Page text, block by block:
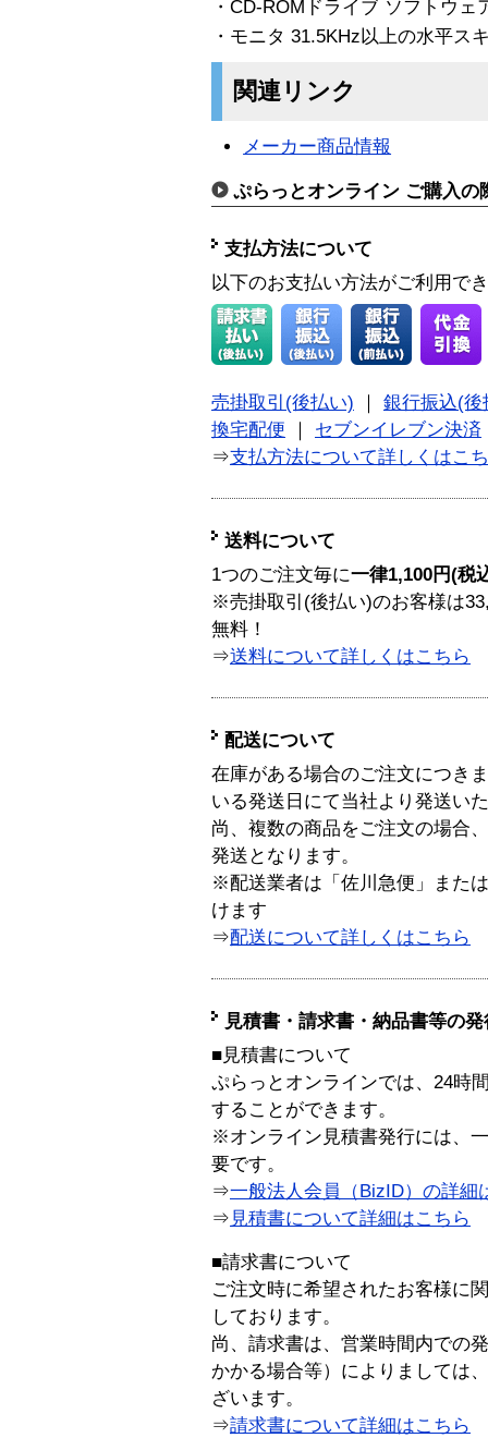
・CD-ROMドライブ ソフトウ
・モニタ 31.5KHz以上の水平ス
関連リンク
メーカー商品情報
ぷらっとオンライン ご購入の
支払方法について
以下のお支払い方法がご利用で
売掛取引(後払い)
銀行振込(後
換宅配便
セブンイレブン決済
⇒支払方法について詳しくはこ
送料について
1つのご注文毎に一律1,100円(税
※売掛取引(後払い)のお客様は
無料！
⇒送料について詳しくはこちら
配送について
在庫がある場合のご注文につき
いる発送日にて当社より発送い
尚、複数の商品をご注文の場合
発送となります。
※配送業者は「佐川急便」また
けます
⇒配送について詳しくはこちら
見積書・請求書・納品書等の
■見積書について
ぷらっとオンラインでは、24時
することができます。
※オンライン見積書発行には、
要です。
⇒一般法人会員（BizID）の詳細
⇒ 見積書について詳細はこちら
■請求書について
ご注文時に希望されたお客様に
しております。
尚、請求書は、営業時間内での
かかる場合等）によりましては
ざいます。
⇒請求書について詳細はこちら